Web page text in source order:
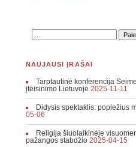
NAUJAUSI ĮRAŠAI
Tarptautinė konferencija
įteisinimo Lietuvoje 2025-11-11
Didysis spektaklis: popiežius
05-06
Religija šiuolaikinėje
pažangos stabdžio 2025-04-15